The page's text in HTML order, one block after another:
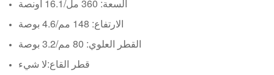
السعة: 360 مل/16.1 أونصة
الارتفاع: 148 مم/4.6 بوصة
القطر العلوي: 80 مم/3.2 بوصة
قطر القاع:لا شيء